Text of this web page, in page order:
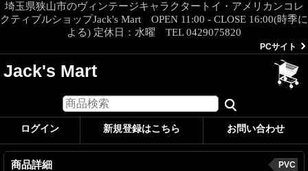
埼玉県狭山市のヴィンテージキャラクタートイ・アメリカンコレ
クティブルショップJack's Mart OPEN 11:00 - CLOSE 16:00(時季に
よる) 定休日：水曜 TEL 0429075820
PCサイト
Jack's Mart
ログイン 新規登録はこちら お問い合わせ
商品詳細 PVC